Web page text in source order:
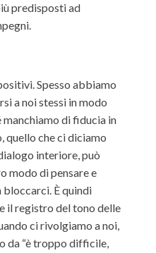
predisposti ad
Spesso abbiamo
a noi stessi in modo
di fiducia in
quello che ci diciamo
interiore, può
modo di pensare e
È quindi
il registro del tono delle
ci rivolgiamo a noi,
da “è troppo difficile,